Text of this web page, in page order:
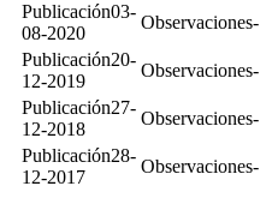
03-
08-2020
-
20-
12-2019
-
27-
12-2018
-
28-
12-2017
-